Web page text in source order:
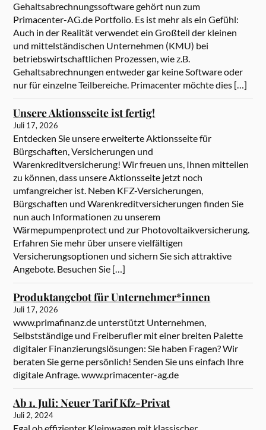
Gehaltsabrechnungssoftware gehört nun zum
Primacenter-AG.de Portfolio. Es ist mehr als ein Gefühl:
Auch in der Realität verwendet ein Großteil der kleinen
und mittelständischen Unternehmen (KMU) bei
betriebswirtschaftlichen Prozessen, wie z.B.
Gehaltsabrechnungen entweder gar keine Software oder
nur für einzelne Teilbereiche. Primacenter möchte dies […]
Unsere Aktionsseite ist fertig!
Juli 17, 2026
Entdecken Sie unsere erweiterte Aktionsseite für
Bürgschaften, Versicherungen und
Warenkreditversicherung! Wir freuen uns, Ihnen mitteilen
zu können, dass unsere Aktionsseite jetzt noch
umfangreicher ist. Neben KFZ-Versicherungen,
Bürgschaften und Warenkreditversicherungen finden Sie
nun auch Informationen zu unserem
Wärmepumpenprotect und zur Photovoltaikversicherung.
Erfahren Sie mehr über unsere vielfältigen
Versicherungsoptionen und sichern Sie sich attraktive
Angebote. Besuchen Sie […]
Produktangebot für Unternehmer*innen
Juli 17, 2026
www.primafinanz.de unterstützt Unternehmen,
Selbstständige und Freiberufler mit einer breiten Palette
digitaler Finanzierungslösungen: Sie haben Fragen? Wir
beraten Sie gerne persönlich! Senden Sie uns einfach Ihre
digitale Anfrage. www.primacenter-ag.de
Ab 1. Juli: Neuer Tarif Kfz-Privat
Juli 2, 2024